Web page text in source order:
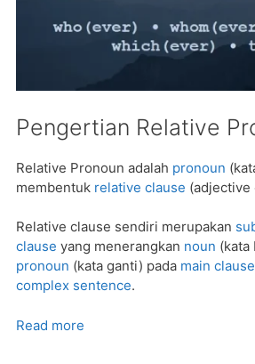
Pengertian Relative
Relative Pronoun adalah pronoun
membentuk relative clause (adjective
Relative clause sendiri merupakan
clause yang menerangkan noun (kata
pronoun (kata ganti) pada main clause
complex sentence.
Read more